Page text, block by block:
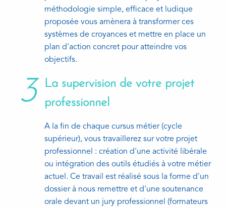
méthodologie simple, efficace et ludique
proposée vous amènera à transformer ces
systèmes de croyances et mettre en place un
plan d'action concret pour atteindre vos
objectifs.
3
La supervision de votre projet
professionnel
A la fin de chaque cursus métier (cycle
supérieur), vous travaillerez sur votre projet
professionnel : création d'une activité libérale
ou intégration des outils étudiés à votre métier
actuel. Ce travail est réalisé sous la forme d'un
dossier à nous remettre et d'une soutenance
orale devant un jury professionnel (formateurs